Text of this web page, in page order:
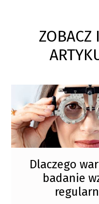
ZOBACZ
Dlaczego
badanie